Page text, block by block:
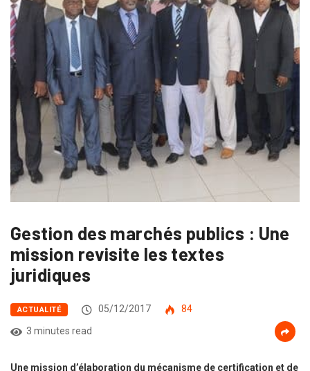
Gestion des marchés publics : Une
mission revisite les textes
juridiques
ACTUALITÉ 05/12/2017
84
3 minutes read
Une mission d’élaboration du mécanisme de certification et de